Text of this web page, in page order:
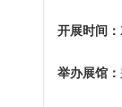
开展时间：
举办展馆：